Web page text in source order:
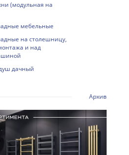
(модульная на
мебельные
на столешницу,
и над
дачный
Архив